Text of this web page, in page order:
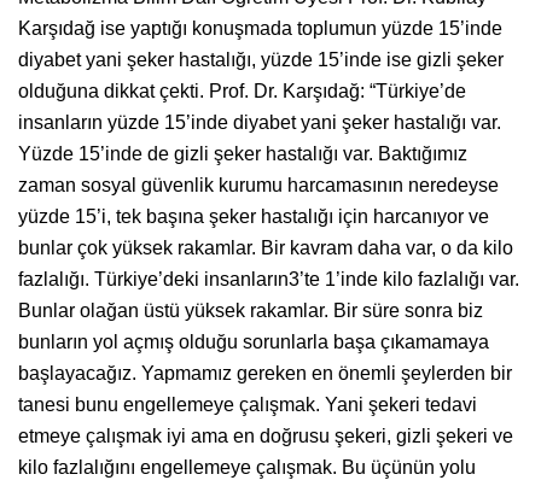
Karşıdağ ise yaptığı konuşmada toplumun yüzde 15’inde
diyabet yani şeker hastalığı, yüzde 15’inde ise gizli şeker
olduğuna dikkat çekti. Prof. Dr. Karşıdağ: “Türkiye’de
insanların yüzde 15’inde diyabet yani şeker hastalığı var.
Yüzde 15’inde de gizli şeker hastalığı var. Baktığımız
zaman sosyal güvenlik kurumu harcamasının neredeyse
yüzde 15’i, tek başına şeker hastalığı için harcanıyor ve
bunlar çok yüksek rakamlar. Bir kavram daha var, o da kilo
fazlalığı. Türkiye’deki insanların3’te 1’inde kilo fazlalığı var.
Bunlar olağan üstü yüksek rakamlar. Bir süre sonra biz
bunların yol açmış olduğu sorunlarla başa çıkamamaya
başlayacağız. Yapmamız gereken en önemli şeylerden bir
tanesi bunu engellemeye çalışmak. Yani şekeri tedavi
etmeye çalışmak iyi ama en doğrusu şekeri, gizli şekeri ve
kilo fazlalığını engellemeye çalışmak. Bu üçünün yolu